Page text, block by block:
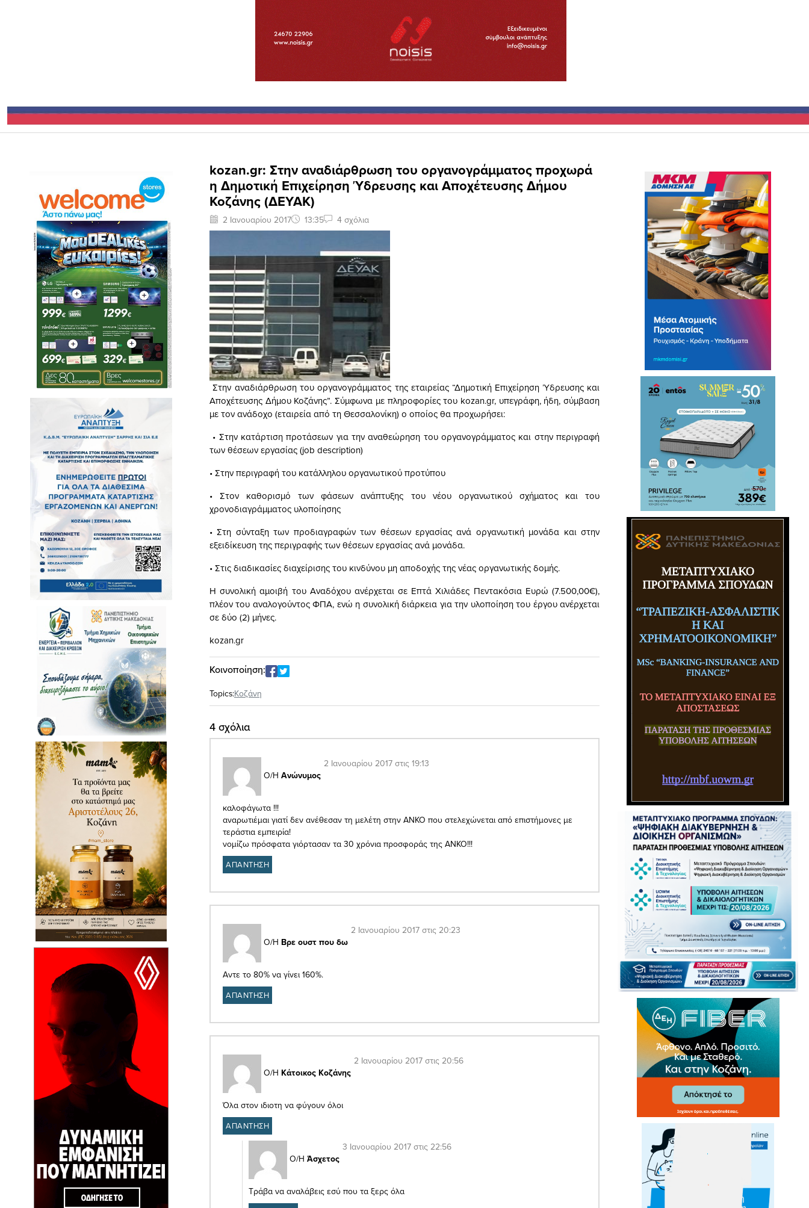
kozan.gr: Στην αναδιάρθρωση του οργανογράμματος προχωρά
η Δημοτική Επιχείρηση Ύδρευσης και Αποχέτευσης Δήμου
Κοζάνης (ΔΕΥΑΚ)
2 Ιανουαρίου 2017 13:35 4 σχόλια
Στην αναδιάρθρωση του οργανογράμματος της εταιρείας “Δημοτική Επιχείρηση Ύδρευσης και
Αποχέτευσης Δήμου Κοζάνης”. Σύμφωνα με πληροφορίες του kozan.gr, υπεγράφη, ήδη, σύμβαση
με τον ανάδοχο (εταιρεία από τη Θεσσαλονίκη) ο οποίος θα προχωρήσει:
• Στην κατάρτιση προτάσεων για την αναθεώρηση του οργανογράμματος και στην περιγραφή
των θέσεων εργασίας (job description)
• Στην περιγραφή του κατάλληλου οργανωτικού προτύπου
• Στον καθορισμό των φάσεων ανάπτυξης του νέου οργανωτικού σχήματος και του
χρονοδιαγράμματος υλοποίησης
• Στη σύνταξη των προδιαγραφών των θέσεων εργασίας ανά οργανωτική μονάδα και στην
εξειδίκευση της περιγραφής των θέσεων εργασίας ανά μονάδα.
• Στις διαδικασίες διαχείρισης του κινδύνου μη αποδοχής της νέας οργανωτικής δομής.
Η συνολική αμοιβή του Αναδόχου ανέρχεται σε Επτά Χιλιάδες Πεντακόσια Ευρώ (7.500,00€),
πλέον του αναλογούντος ΦΠΑ, ενώ η συνολική διάρκεια για την υλοποίηση του έργου ανέρχεται
σε δύο (2) μήνες.
kozan.gr
Κοινοποίηση:
Topics:Κοζάνη
4 σχόλια
Ο/Η Ανώνυμος
2 Ιανουαρίου 2017 στις 19:13
καλοφάγωτα !!!
αναρωτιέμαι γιατί δεν ανέθεσαν τη μελέτη στην ΑΝΚΟ που στελεχώνεται από επιστήμονες με
τεράστια εμπειρία!
νομίζω πρόσφατα γιόρτασαν τα 30 χρόνια προσφοράς της ΑΝΚΟ!!!
ΑΠΑΝΤΗΣΗ
Ο/Η Βρε ουστ που δω
2 Ιανουαρίου 2017 στις 20:23
Αντε το 80% να γίνει 160%.
ΑΠΑΝΤΗΣΗ
Ο/Η Κάτοικος Κοζάνης
2 Ιανουαρίου 2017 στις 20:56
Όλα στον ιδιοτη να φύγουν όλοι
ΑΠΑΝΤΗΣΗ
Ο/Η Άσχετος
3 Ιανουαρίου 2017 στις 22:56
Τράβα να αναλάβεις εσύ που τα ξερς όλα